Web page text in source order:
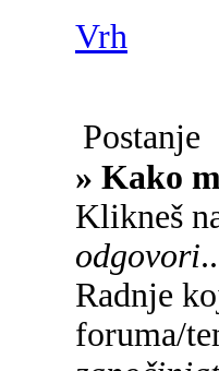
Vrh
Postanje
» Kako
Klikneš
odgovori
Radnje
foruma/